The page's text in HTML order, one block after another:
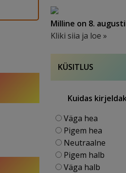
Milline on 8.
Kliki siia ja loe »
KÜSITLUS
Kuidas
Väga hea
Pigem hea
Neutraalne
Pigem halb
Väga halb